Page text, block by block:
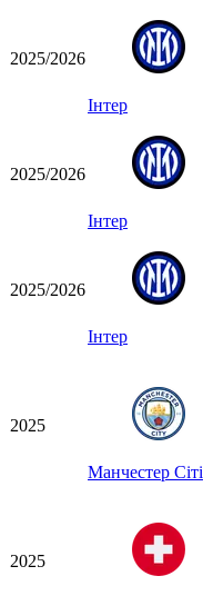
2025/2026
Інтер
2025/2026
Інтер
2025/2026
Інтер
2025
Манчестер Сіті
2025